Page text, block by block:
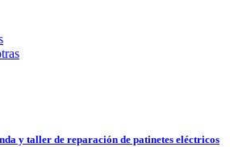
y taller de reparación de patinetes eléctricos